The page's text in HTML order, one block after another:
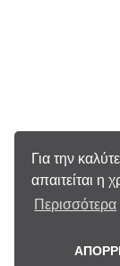
Για την
απαιτείται η
Περισσότερα